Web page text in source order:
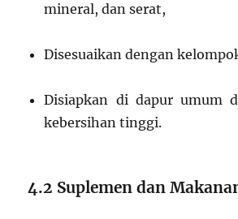
mineral, dan serat,
Disesuaikan dengan
Disiapkan di dapur umum
kebersihan tinggi.
4.2 Suplemen dan